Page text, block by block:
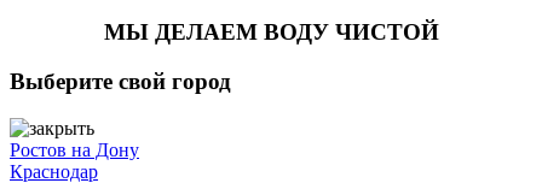
МЫ ДЕЛАЕМ ВОДУ ЧИСТОЙ
Выберите свой город
Ростов на Дону
Краснодар